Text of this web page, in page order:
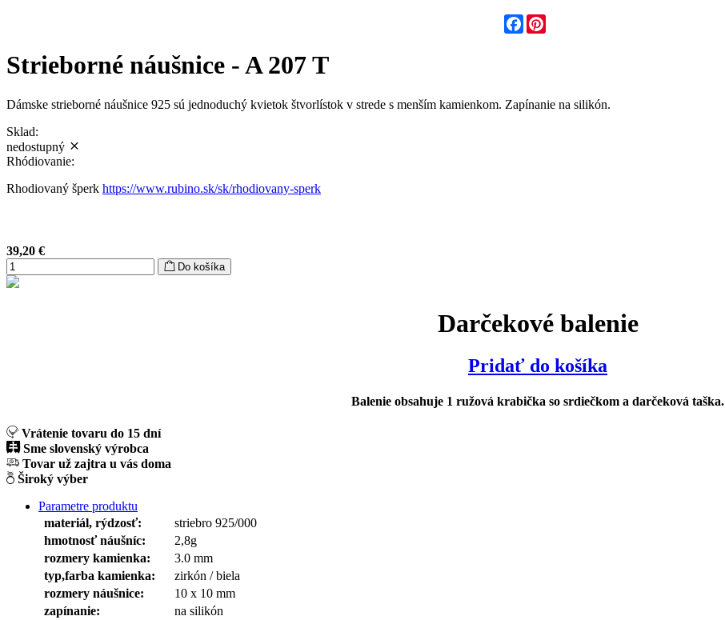
Facebook
Strieborné náušnice - A 207 T
Dámske strieborné náušnice 925 sú jednoduchý kvietok štvorlístok v strede s menším kamienkom. Zapínanie na silikón.
Sklad:
nedostupný
Rhódiovanie:
Rhodiovaný šperk https://www.rubino.sk/sk/rhodiovany-sperk
39,20 €
Do košíka
Darčekové balenie
Pridať do košíka
Balenie obsahuje 1 ružová krabička so srdiečkom a darčeková taška.
Vrátenie tovaru do 15 dní
Sme slovenský výrobca
Tovar už zajtra u vás doma
Široký výber
Parametre produktu
materiál, rýdzosť:
striebro 925/000
hmotnosť náušníc:
2,8g
rozmery kamienka:
3.0 mm
typ,farba kamienka:
zirkón / biela
rozmery náušnice:
10 x 10 mm
zapínanie:
na silikón